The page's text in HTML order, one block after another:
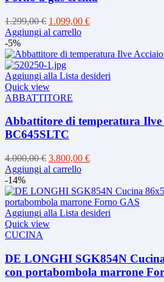
1.299,00€ Il
prezzo
era:
1.299,00 €.
1.099,00 €Il
è:
Aggiungi al carrello
-5%
Aggiungi alla Lista desideri
Quick view
ABBATTITORE
Abbattitore di temperatura Ilve
BC645SLTC
4.000,00€ Il
prezzo
era:
4.000,00 €.
3.800,00 €Il
è:
3.800,00 €.
Aggiungi al carrello
-14%
Aggiungi alla Lista desideri
Quick view
CUCINA
DE LONGHI SGK854N
con portabombola marrone